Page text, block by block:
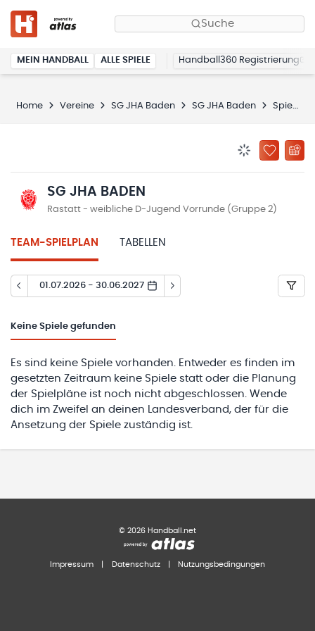
Suche
MEIN HANDBALL ALLE SPIELE Handball360 Registrierung
Home Vereine SG JHA Baden SG JHA Baden Spielplan
ZU
SG JHA BADEN
Rastatt - weibliche D-Jugend Vorrunde (Gruppe 2)
TEAM-SPIELPLAN TABELLEN
01.07.2026 - 30.06.2027
Keine Spiele gefunden
Es sind keine Spiele vorhanden. Entweder es finden im
gesetzten Zeitraum keine Spiele statt oder die Planung
der Spielpläne ist noch nicht abgeschlossen. Wende
dich im Zweifel an deinen Landesverband, der für die
Ansetzung der Spiele zuständig ist.
© 2026 Handball.net
Impressum Datenschutz Nutzungsbedingungen